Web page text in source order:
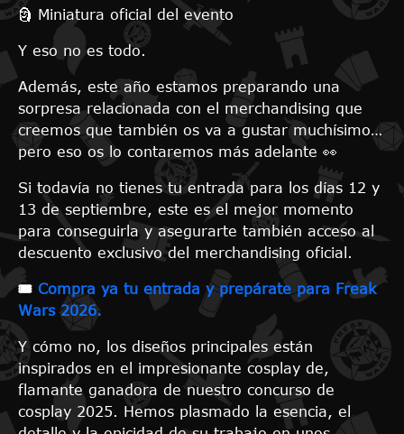
🗿 Miniatura oficial del evento
Y eso no es todo.
Además, este año estamos preparando una
sorpresa relacionada con el merchandising que
creemos que también os va a gustar muchísimo…
pero eso os lo contaremos más adelante 👀
Si todavía no tienes tu entrada para los días 12 y
13 de septiembre, este es el mejor momento
para conseguirla y asegurarte también acceso al
descuento exclusivo del merchandising oficial.
🎟️ Compra ya tu entrada y prepárate para Freak
Wars 2026.
Y cómo no, los diseños principales están
inspirados en el impresionante cosplay de,
flamante ganadora de nuestro concurso de
cosplay 2025. Hemos plasmado la esencia, el